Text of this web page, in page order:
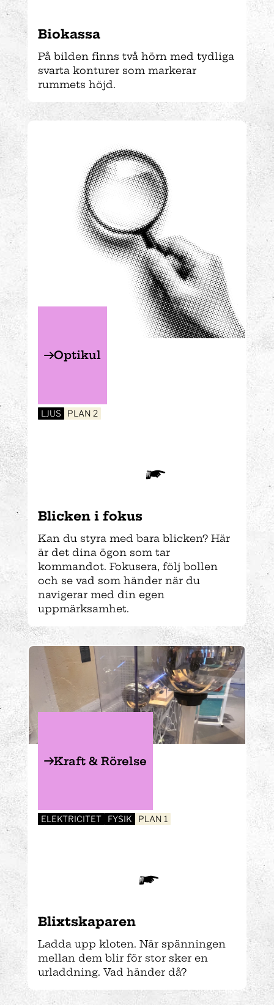
Biokassa
På bilden finns två hörn med tydliga
svarta konturer som markerar
rummets höjd.
Blicken i fokus
Optikul
LJUS PLAN 2
Kan du styra med bara blicken? Här
är det dina ögon som tar
kommandot. Fokusera, följ bollen
och se vad som händer när du
navigerar med din egen
uppmärksamhet.
Blixtskaparen
Kraft & Rörelse
ELEKTRICITET FYSIK PLAN 1
Ladda upp kloten. När spänningen
mellan dem blir för stor sker en
urladdning. Vad händer då?